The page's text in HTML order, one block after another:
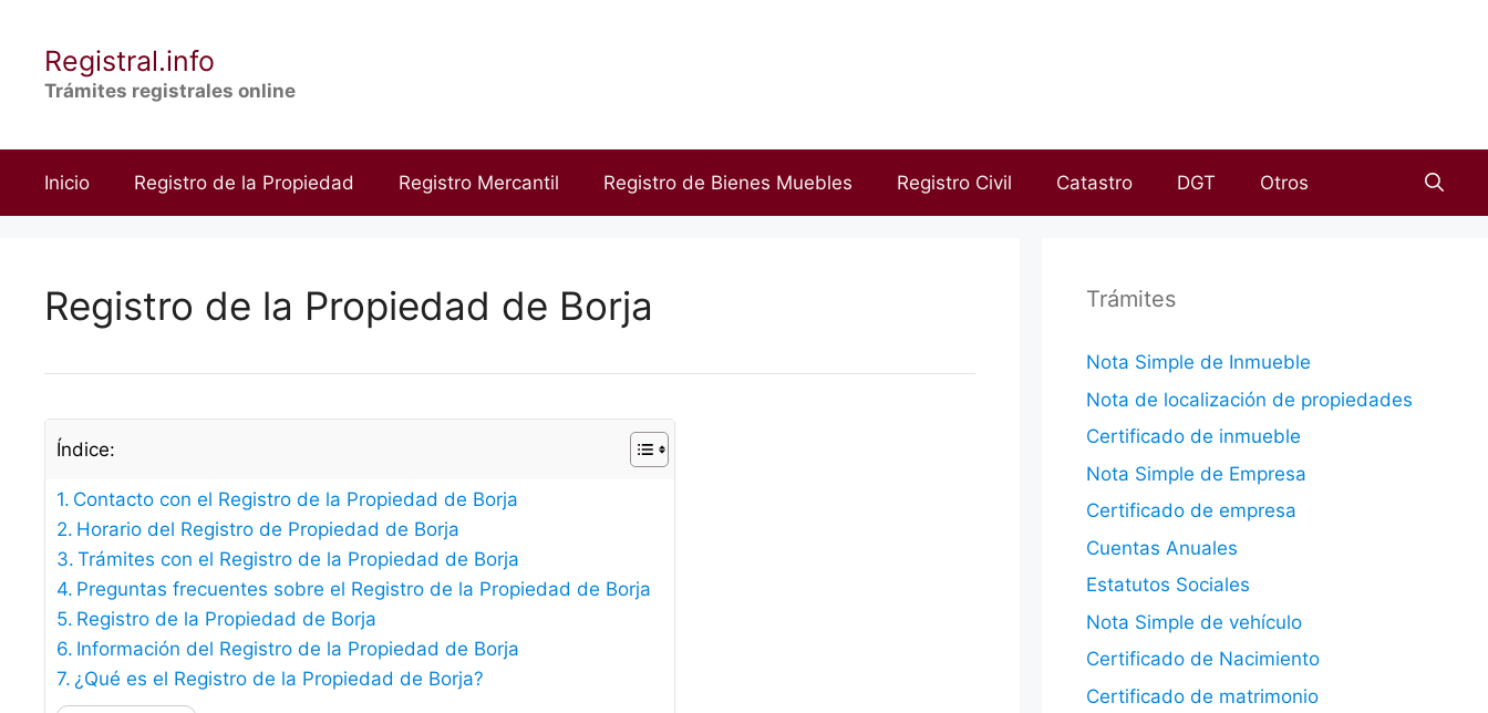
contenidoRegistral.info
Trámites registrales online
Inicio Registro de la Propiedad Registro Mercantil Registro de Bienes Muebles Registro Civil Catastro DGT Otros
Registro de la Propiedad de Borja
Índice:
Contacto con el Registro de la Propiedad de Borja
Horario del Registro de Propiedad de Borja
Trámites con el Registro de la Propiedad de Borja
Preguntas frecuentes sobre el Registro de la Propiedad de Borja
Registro de la Propiedad de Borja
Información del Registro de la Propiedad de Borja
¿Qué es el Registro de la Propiedad de Borja?
Trámites
Nota Simple de Inmueble
Nota de localización de propiedades
Certificado de inmueble
Nota Simple de Empresa
Certificado de empresa
Cuentas Anuales
Estatutos Sociales
Nota Simple de vehículo
Certificado de Nacimiento
Certificado de matrimonio